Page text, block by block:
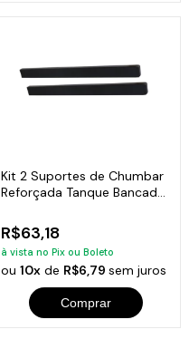
Kit 2 Suportes de Chumbar
Reforçada Tanque Bancada
R$63,18
à vista no Pix ou Boleto
ou 10xde R$6,79 sem juros
Comprar